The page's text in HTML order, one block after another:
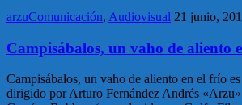
arzuComunicación, Audiovisual 21 junio,
Campisábalos, un vaho de aliento
Campisábalos, un vaho de aliento en el frío
dirigido por Arturo Fernández Andrés